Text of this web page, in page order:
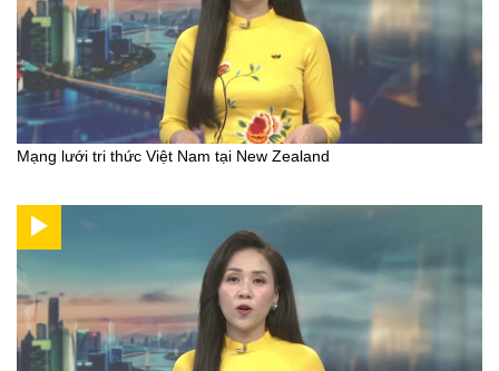
Mạng lưới tri thức Việt Nam tại New Zealand